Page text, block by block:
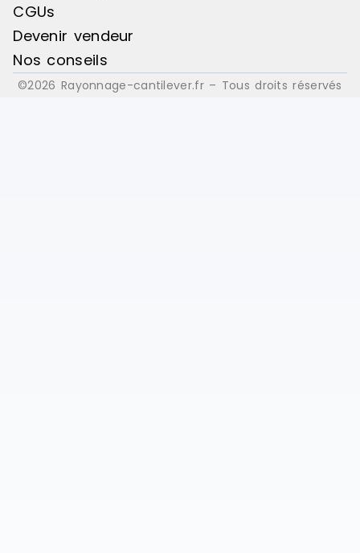
CGUs
Devenir vendeur
Nos conseils
©2026 Rayonnage-cantilever.fr – Tous droits réservés